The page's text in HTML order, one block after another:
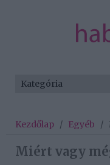
Kezdőlap / Egyéb /
Miért vagy